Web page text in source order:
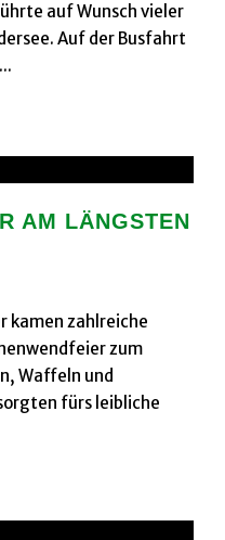
auf Wunsch vieler
Auf der Busfahrt
AM LÄNGSTEN
kamen zahlreiche
zum
Waffeln und
fürs leibliche